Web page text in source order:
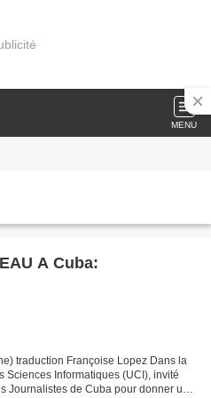
MENU
A Cuba:
traduction Françoise Lopez Dans la
Sciences Informatiques (UCI), invité
Journalistes de Cuba pour donner une